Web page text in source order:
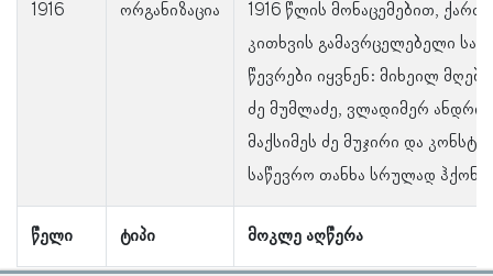
წელი ტიპი მოკლე აღწერა
1916 ორგანიზაცია
1916 წლის მონაცემებით,
კითხვის გამავრცელებელი
წევრები იყვნენ: მიხეილ
ძე მუმლაძე, ვლადიმერ
მაქსიმეს ძე მუჯირი და
საწევრო თანხა სრულად